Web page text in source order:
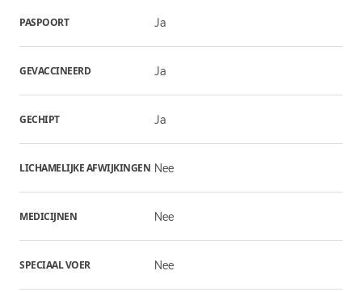
PASPOORT Ja
GEVACCINEERD Ja
GECHIPT Ja
LICHAMELIJKE AFWIJKINGEN Nee
MEDICIJNEN Nee
SPECIAAL VOER Nee